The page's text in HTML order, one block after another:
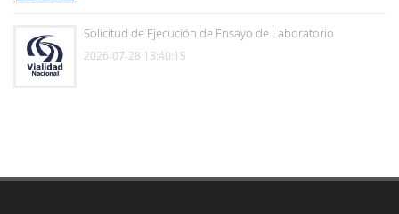
Solicitud de Ejecución de Ensayo de Laboratorio
2026-07-28 13:40:15